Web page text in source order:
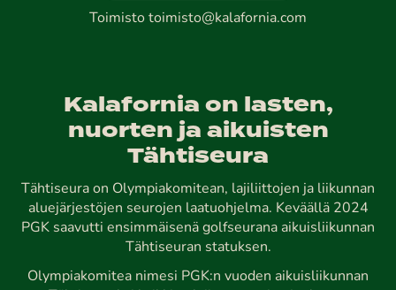
Toimisto toimisto@kalafornia.com
Kalafornia on lasten,
nuorten ja aikuisten
Tähtiseura
Tähtiseura on Olympiakomitean, lajiliittojen ja liikunnan
aluejärjestöjen seurojen laatuohjelma. Keväällä 2024
PGK saavutti ensimmäisenä golfseurana aikuisliikunnan
Tähtiseuran statuksen.
Olympiakomitea nimesi PGK:n vuoden aikuisliikunnan